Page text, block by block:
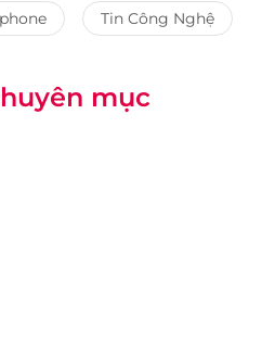
Tin Công Nghệ
mục